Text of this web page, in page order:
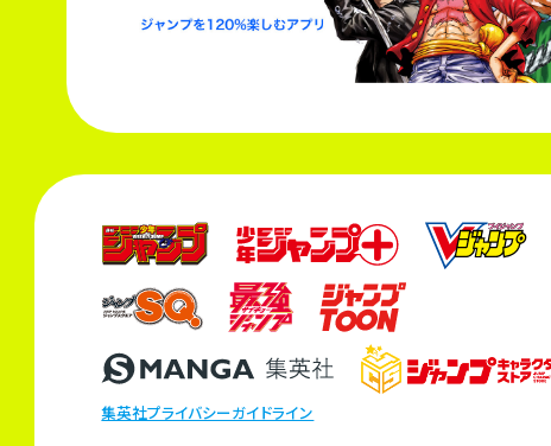
集英社プライバシーガイドライン